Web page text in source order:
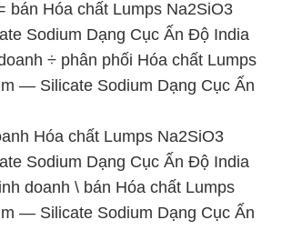
bán Hóa chất Lumps Na2SiO3
Sodium Dạng Cục Ấn Độ India
÷ phân phối Hóa chất Lumps
— Silicate Sodium Dạng Cục Ấn
Hóa chất Lumps Na2SiO3
Sodium Dạng Cục Ấn Độ India
doanh \ bán Hóa chất Lumps
— Silicate Sodium Dạng Cục Ấn